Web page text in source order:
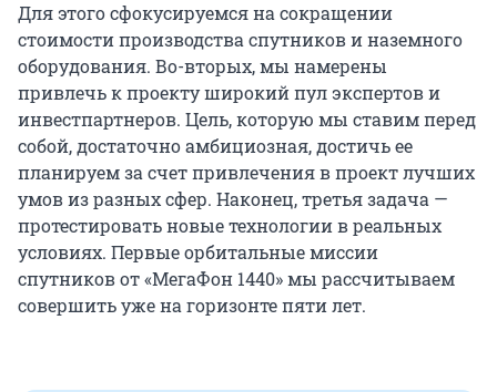
Для этого сфокусируемся на сокращении
стоимости производства спутников и наземного
оборудования. Во-вторых, мы намерены
привлечь к проекту широкий пул экспертов и
инвестпартнеров. Цель, которую мы ставим перед
собой, достаточно амбициозная, достичь ее
планируем за счет привлечения в проект лучших
умов из разных сфер. Наконец, третья задача —
протестировать новые технологии в реальных
условиях. Первые орбитальные миссии
спутников от «МегаФон 1440» мы рассчитываем
совершить уже на горизонте пяти лет.